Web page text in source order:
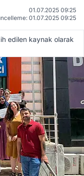
01.07.2025 09:25
01.07.2025 09:25
edilen kaynak olarak